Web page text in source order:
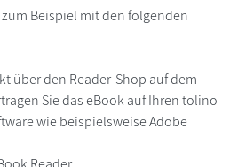
Beispiel mit den folgenden
über den Reader-Shop auf dem
Sie das eBook auf Ihren tolino
wie beispielsweise Adobe